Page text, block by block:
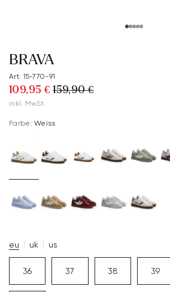
BRAVA
Art. 15-770-91
109,95 € 159,90 €
inkl. MwSt.
Farbe: Weiss
eu uk us
36 37 38 39